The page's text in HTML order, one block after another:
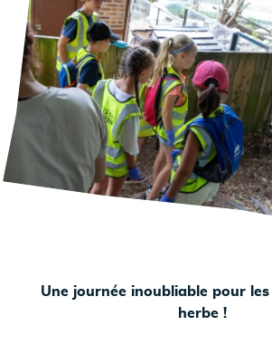
Une journée inoubliable pour
herbe !